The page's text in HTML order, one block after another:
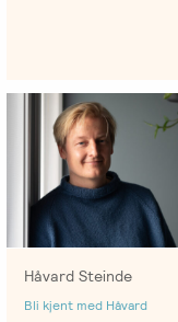
Håvard Steinde
Bli kjent med Håvard